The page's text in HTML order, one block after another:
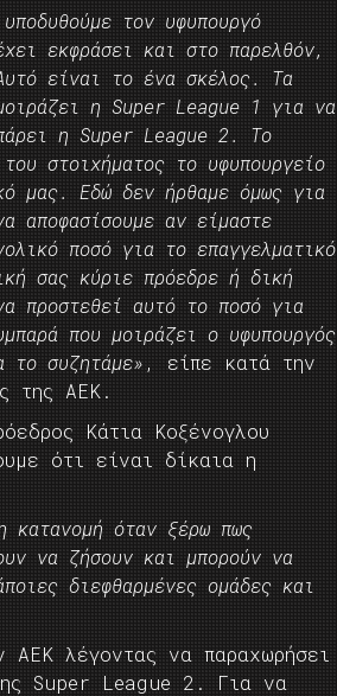
τον υφυπουργό
εκφράσει και στο παρελθόν,
είναι το ένα σκέλος. Τα
η Super League 1 για να
η Super League 2. Το
στοιχήματος το υφυπουργείο
μας. Εδώ δεν ήρθαμε όμως για
αποφασίσουμε αν είμαστε
ποσό για το επαγγελματικό
σας κύριε πρόεδρε ή δική
προστεθεί αυτό το ποσό για
που μοιράζει ο υφυπουργός
συζητάμε» , είπε κατά την
της ΑΕΚ.
Κάτια Κοξένογλου
ότι είναι δίκαια η
κατανομή όταν ξέρω πως
να ζήσουν και μπορούν να
διεφθαρμένες ομάδες και
λέγοντας να παραχωρήσει
Super League 2. Για να